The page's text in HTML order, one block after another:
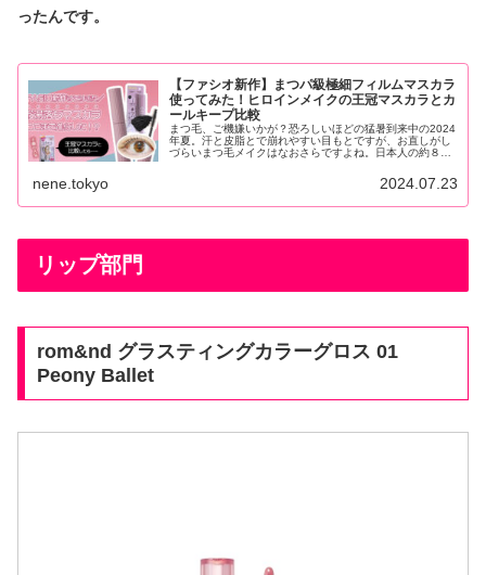
ったんです。
【ファシオ新作】まつパ級極細フィルムマスカラ
使ってみた！ヒロインメイクの王冠マスカラとカ
ールキープ比較
まつ毛、ご機嫌いかが？恐ろしいほどの猛暑到来中の2024
年夏。汗と皮脂とで崩れやすい目もとですが、お直しがし
づらいまつ毛メイクはなおさらですよね。日本人の約８割
nene.tokyo 2024.07.23
リップ部門
rom&nd グラスティングカラーグロス 01
Peony Ballet